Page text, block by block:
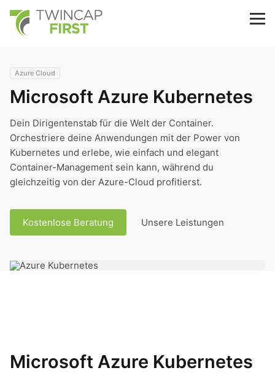
main
content
TwinCap First
Azure Cloud
Microsoft Azure Kubernetes
Dein Dirigentenstab für die Welt der Container.
Orchestriere deine Anwendungen mit der Power von
Kubernetes und erlebe, wie einfach und elegant
Container-Management sein kann, während du
gleichzeitig von der Azure-Cloud profitierst.
Kostenlose Beratung Unsere Leistungen
Microsoft Azure Kubernetes